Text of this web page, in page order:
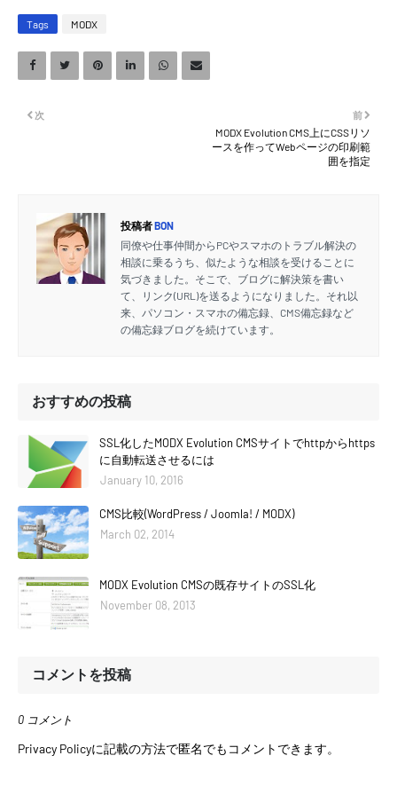
Tags MODX
前
MODX Evolution CMS上にCSSリソ
ースを作ってWebページの印刷範
囲を指定
次
投稿者BON
同僚や仕事仲間からPCやスマホのトラブル解決の
相談に乗るうち、似たような相談を受けることに
気づきました。そこで、ブログに解決策を書い
て、リンク(URL)を送るようになりました。それ以
来、パソコン・スマホの備忘録、CMS備忘録など
の備忘録ブログを続けています。
おすすめの投稿
SSL化したMODX Evolution CMSサイトでhttpからhttps
に自動転送させるには
January 10, 2016
CMS比較(WordPress / Joomla! / MODX)
March 02, 2014
MODX Evolution CMSの既存サイトのSSL化
November 08, 2013
コメントを投稿
0 コメント
Privacy Policyに記載の方法で匿名でもコメントできます。